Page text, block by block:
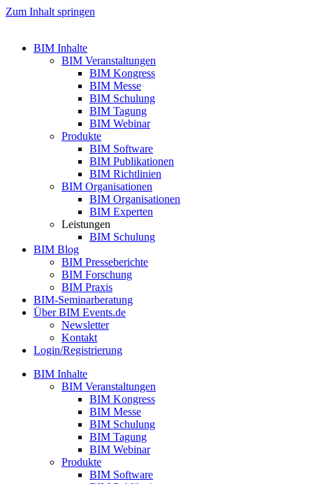
Zum Inhalt springen
BIM Inhalte
BIM Veranstaltungen
BIM Kongress
BIM Messe
BIM Schulung
BIM Tagung
BIM Webinar
Produkte
BIM Software
BIM Publikationen
BIM Richtlinien
BIM Organisationen
BIM Organisationen
BIM Experten
Leistungen
BIM Schulung
BIM Blog
BIM Presseberichte
BIM Forschung
BIM Praxis
BIM-Seminarberatung
Über BIM Events.de
Newsletter
Kontakt
Login/Registrierung
BIM Inhalte
BIM Veranstaltungen
BIM Kongress
BIM Messe
BIM Schulung
BIM Tagung
BIM Webinar
Produkte
BIM Software